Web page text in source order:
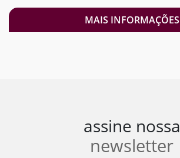
MAIS INFORMAÇÕES
assine nossa
newsletter